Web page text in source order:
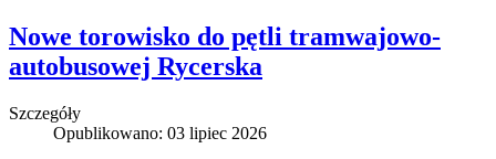
Nowe torowisko do pętli tramwajowo-
autobusowej Rycerska
Szczegóły
Opublikowano: 03 lipiec 2026